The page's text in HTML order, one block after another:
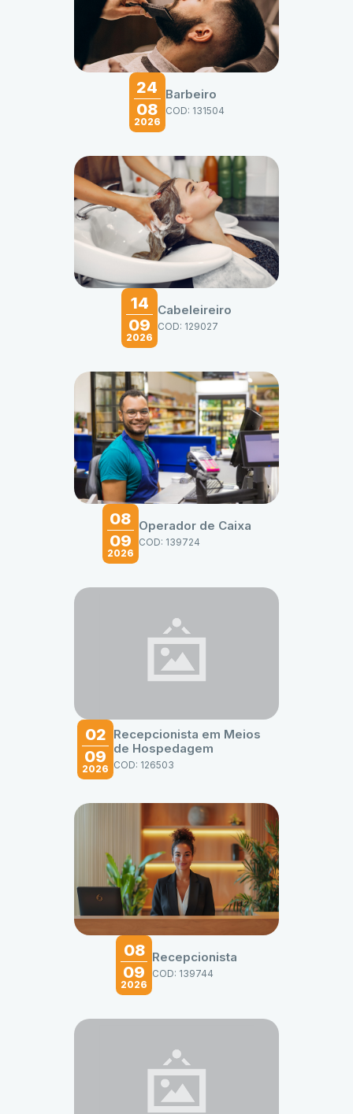
24
08
2026
Barbeiro
COD: 131504
14
09
2026
Cabeleireiro
COD: 129027
08
09
2026
Operador de Caixa
COD: 139724
02
09
2026
Recepcionista em Meios
de Hospedagem
COD: 126503
08
09
2026
Recepcionista
COD: 139744